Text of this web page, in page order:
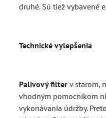
druhé. Sú tiež vybavené
Technické vylepšenia
Palivový filter v starom,
vhodným pomocníkom
vykonávania údržby.